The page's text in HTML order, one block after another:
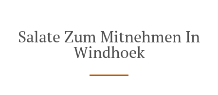
Salate Zum Mitnehmen In
Windhoek